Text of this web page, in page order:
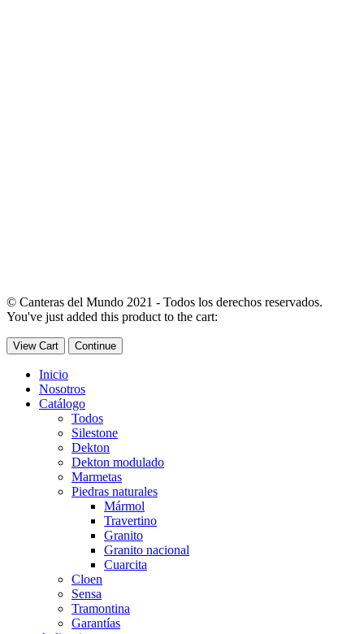
© Canteras del Mundo 2021 - Todos los derechos reservados.
You've just added this product to the cart:
View Cart Continue
Inicio
Nosotros
Catálogo
Todos
Silestone
Dekton
Dekton modulado
Marmetas
Piedras naturales
Mármol
Travertino
Granito
Granito nacional
Cuarcita
Cloen
Sensa
Tramontina
Garantías